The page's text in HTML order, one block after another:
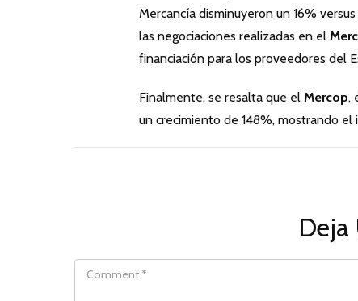
Mercancía disminuyeron un 16%
las negociaciones realizadas en el
financiación para los proveedores del
Finalmente, se resalta que el Mercop,
un crecimiento de 148%, mostrando
Deja
COMMENT